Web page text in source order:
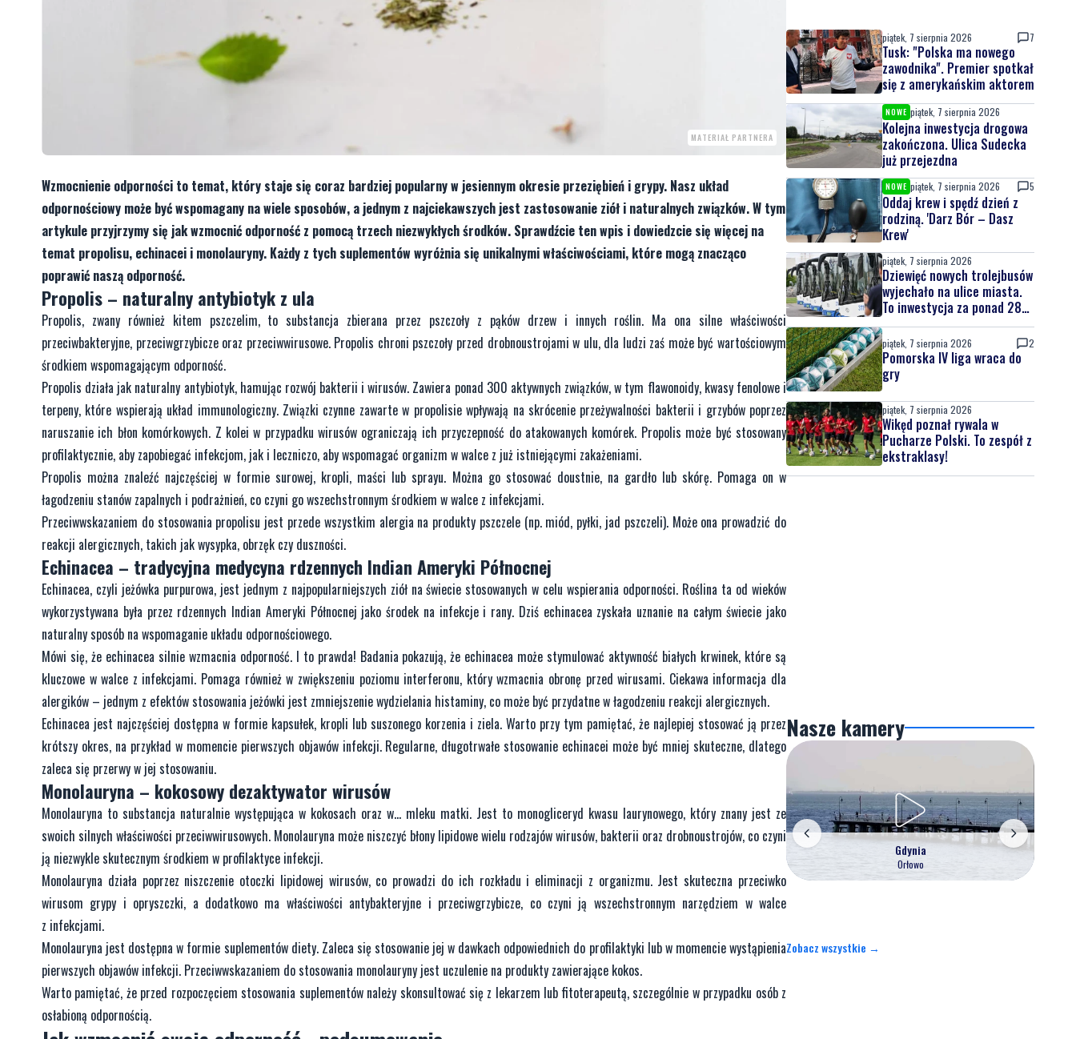
MATERIAŁ PARTNERA
Wzmocnienie odporności to temat, który staje się coraz bardziej popularny w jesiennym okresie przeziębień i grypy. Nasz układ
odpornościowy może być wspomagany na wiele sposobów, a jednym z najciekawszych jest zastosowanie ziół i naturalnych związków. W tym
artykule przyjrzymy się jak wzmocnić odporność z pomocą trzech niezwykłych środków. Sprawdźcie ten wpis i dowiedzcie się więcej na
temat propolisu, echinacei i monolauryny. Każdy z tych suplementów wyróżnia się unikalnymi właściwościami, które mogą znacząco
poprawić naszą odporność.
Propolis – naturalny antybiotyk z ula
Propolis, zwany również kitem pszczelim, to substancja zbierana przez pszczoły z pąków drzew i innych roślin. Ma ona silne właściwości
przeciwbakteryjne, przeciwgrzybicze oraz przeciwwirusowe. Propolis chroni pszczoły przed drobnoustrojami w ulu, dla ludzi zaś może być wartościowym
środkiem wspomagającym odporność.
Propolis działa jak naturalny antybiotyk, hamując rozwój bakterii i wirusów. Zawiera ponad 300 aktywnych związków, w tym flawonoidy, kwasy fenolowe i
terpeny, które wspierają układ immunologiczny. Związki czynne zawarte w propolisie wpływają na skrócenie przeżywalności bakterii i grzybów poprzez
naruszanie ich błon komórkowych. Z kolei w przypadku wirusów ograniczają ich przyczepność do atakowanych komórek. Propolis może być stosowany
profilaktycznie, aby zapobiegać infekcjom, jak i leczniczo, aby wspomagać organizm w walce z już istniejącymi zakażeniami.
Propolis można znaleźć najczęściej w formie surowej, kropli, maści lub sprayu. Można go stosować doustnie, na gardło lub skórę. Pomaga on w
łagodzeniu stanów zapalnych i podrażnień, co czyni go wszechstronnym środkiem w walce z infekcjami.
Przeciwwskazaniem do stosowania propolisu jest przede wszystkim alergia na produkty pszczele (np. miód, pyłki, jad pszczeli). Może ona prowadzić do
reakcji alergicznych, takich jak wysypka, obrzęk czy duszności.
Echinacea – tradycyjna medycyna rdzennych Indian Ameryki Północnej
Echinacea, czyli jeżówka purpurowa, jest jednym z najpopularniejszych ziół na świecie stosowanych w celu wspierania odporności. Roślina ta od wieków
wykorzystywana była przez rdzennych Indian Ameryki Północnej jako środek na infekcje i rany. Dziś echinacea zyskała uznanie na całym świecie jako
naturalny sposób na wspomaganie układu odpornościowego.
Mówi się, że echinacea silnie wzmacnia odporność. I to prawda! Badania pokazują, że echinacea może stymulować aktywność białych krwinek, które są
kluczowe w walce z infekcjami. Pomaga również w zwiększeniu poziomu interferonu, który wzmacnia obronę przed wirusami. Ciekawa informacja dla
alergików – jednym z efektów stosowania jeżówki jest zmniejszenie wydzielania histaminy, co może być przydatne w łagodzeniu reakcji alergicznych.
Echinacea jest najczęściej dostępna w formie kapsułek, kropli lub suszonego korzenia i ziela. Warto przy tym pamiętać, że najlepiej stosować ją przez
krótszy okres, na przykład w momencie pierwszych objawów infekcji. Regularne, długotrwałe stosowanie echinacei może być mniej skuteczne, dlatego
zaleca się przerwy w jej stosowaniu.
Monolauryna – kokosowy dezaktywator wirusów
Monolauryna to substancja naturalnie występująca w kokosach oraz w... mleku matki. Jest to monogliceryd kwasu laurynowego, który znany jest ze
swoich silnych właściwości przeciwwirusowych. Monolauryna może niszczyć błony lipidowe wielu rodzajów wirusów, bakterii oraz drobnoustrojów, co czyni
ją niezwykle skutecznym środkiem w profilaktyce infekcji.
Monolauryna działa poprzez niszczenie otoczki lipidowej wirusów, co prowadzi do ich rozkładu i eliminacji z organizmu. Jest skuteczna przeciwko
wirusom grypy i opryszczki, a dodatkowo ma właściwości antybakteryjne i przeciwgrzybicze, co czyni ją wszechstronnym narzędziem w walce
z infekcjami.
Monolauryna jest dostępna w formie suplementów diety. Zaleca się stosowanie jej w dawkach odpowiednich do profilaktyki lub w momencie wystąpienia
pierwszych objawów infekcji. Przeciwwskazaniem do stosowania monolauryny jest uczulenie na produkty zawierające kokos.
Warto pamiętać, że przed rozpoczęciem stosowania suplementów należy skonsultować się z lekarzem lub fitoterapeutą, szczególnie w przypadku osób z
osłabioną odpornością.
piątek, 7 sierpnia 2026 7
Tusk: "Polska ma nowego
zawodnika". Premier spotkał
się z amerykańskim aktorem
NOWE piątek, 7 sierpnia 2026
Kolejna inwestycja drogowa
zakończona. Ulica Sudecka
już przejezdna
NOWE piątek, 7 sierpnia 2026 5
Oddaj krew i spędź dzień z
rodziną. 'Darz Bór – Dasz
Krew'
piątek, 7 sierpnia 2026
Dziewięć nowych trolejbusów
wyjechało na ulice miasta.
To inwestycja za ponad 28
mln zł
piątek, 7 sierpnia 2026 2
Pomorska IV liga wraca do
gry
piątek, 7 sierpnia 2026
Wikęd poznał rywala w
Pucharze Polski. To zespół z
ekstraklasy!
Nasze kamery
Gdynia
Orłowo
Zobacz wszystkie →